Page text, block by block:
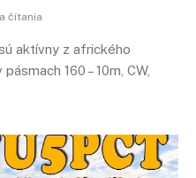
čítania
aktívny z afrického
160 – 10m, CW,